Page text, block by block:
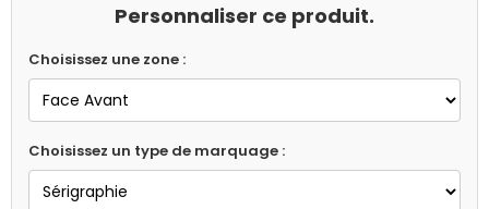
Personnaliser ce produit.
Choisissez une zone :
Choisissez un type de marquage :